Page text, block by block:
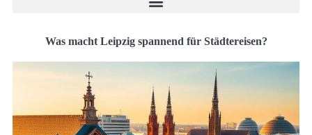
Was macht Leipzig spannend für Städtereisen?